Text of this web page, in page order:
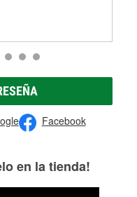
Facebook
en la tienda!